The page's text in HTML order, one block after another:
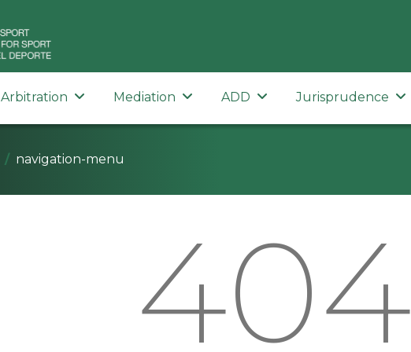
Arbitration Mediation ADD Jurisprudence
navigation-menu
404